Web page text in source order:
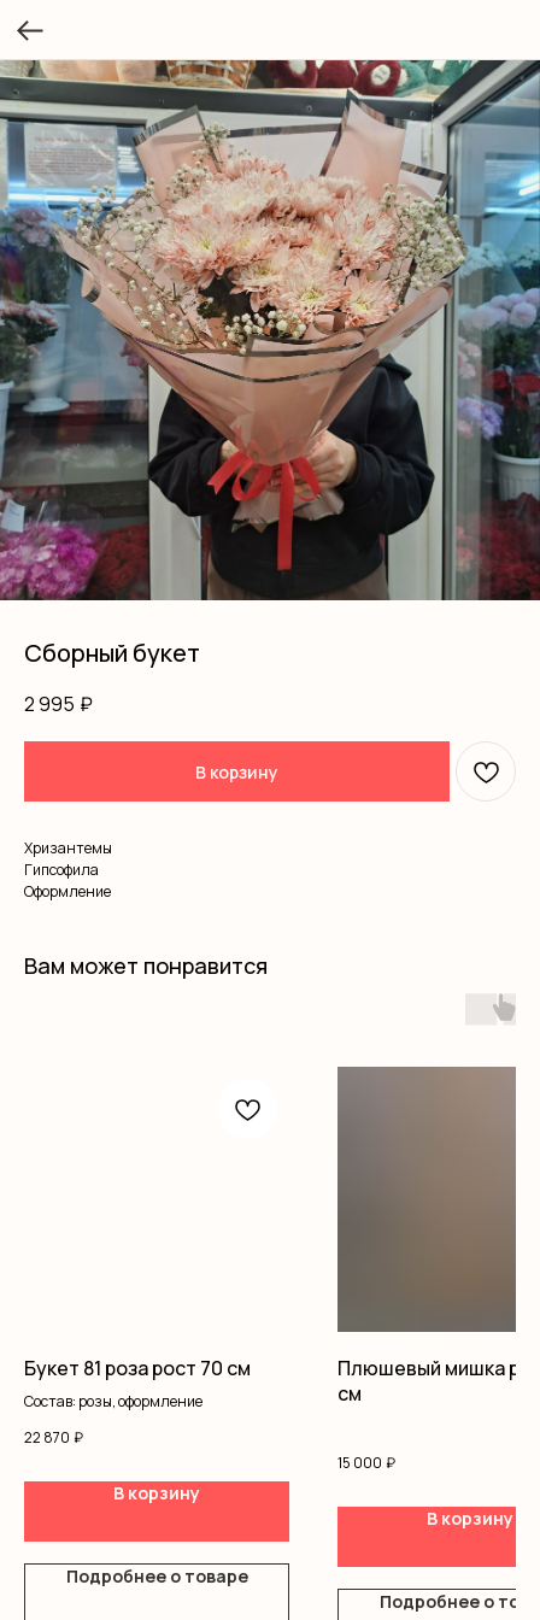
Сборный букет
2 995 ₽
В корзину
Хризантемы
Гипсофила
Оформление
Вам может понравится
Букет 81 роза рост 70 см
Состав: розы, оформление
22 870 ₽
В корзину
Подробнее о товаре
Плюшевый мишка
см
15 000 ₽
В корзину
Подробнее о